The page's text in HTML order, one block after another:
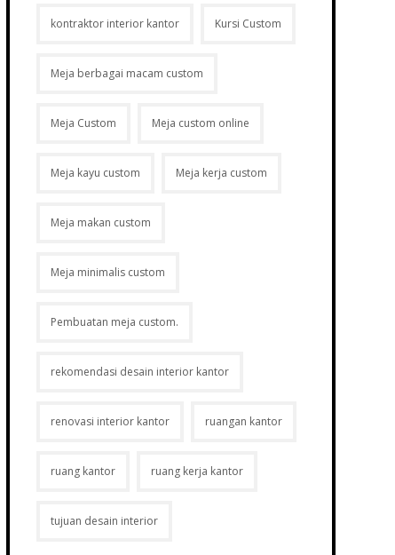
kontraktor interior kantor Kursi Custom
Meja berbagai macam custom
Meja Custom Meja custom online
Meja kayu custom Meja kerja custom
Meja makan custom
Meja minimalis custom
Pembuatan meja custom.
rekomendasi desain interior kantor
renovasi interior kantor ruangan kantor
ruang kantor ruang kerja kantor
tujuan desain interior
Layanan Konsumen
FAQ
Konsultasi